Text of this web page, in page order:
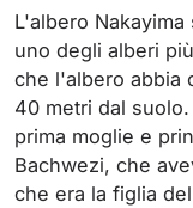
L'albero
uno degli alberi
che l'albero abbia
40 metri dal
prima moglie e
Bachwezi, che
che era la figlia